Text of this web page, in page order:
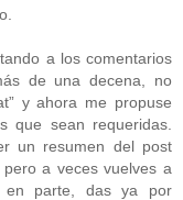
a los comentarios
de una decena, no
y ahora me propuse
que sean requeridas.
un resumen del post
a veces vuelves a
en parte, das ya por